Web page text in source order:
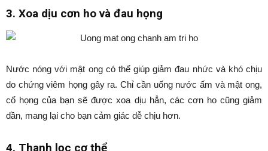
3. Xoa dịu cơn ho và đau họng
Nước nóng với mật ong có thể giúp giảm đau nhức và khó chịu
do chứng viêm họng gây ra. Chỉ cần uống nước ấm và mật ong,
cổ họng của bạn sẽ được xoa dịu hẳn, các cơn ho cũng giảm
dần, mang lại cho bạn cảm giác dễ chịu hơn.
4. Thanh lọc cơ thể